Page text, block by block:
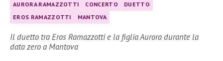
AURORA RAMAZZOTTI CONCERTO
DUETTO
EROS RAMAZZOTTI
MANTOVA
Il duetto tra Eros Ramazzotti e la figlia Aurora durante la
data zero a Mantova